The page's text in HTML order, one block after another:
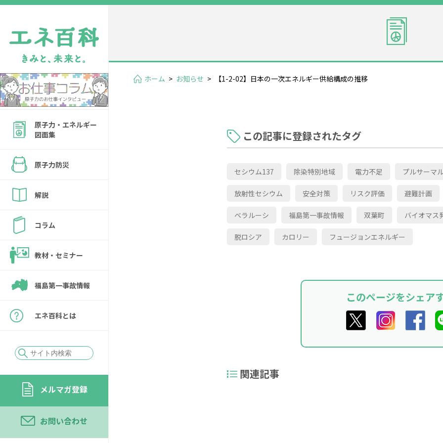
原子力・エネルギー
図面集
原子力防災
解説
コラム
教材・セミナー
福島第一事故情報
エネ百科とは
メルマガ登録
お問い合わせ
ホーム > お知らせ > 【1-2-02】日本の一次エネルギー供給構成の推移
この記事に登録されたタグ
セシウム137 除染特別地域 電力不足 プルサーマ
放射性セシウム 安全対策 リスク評価 避難計画
ベラルーシ 福島第一事故情報 双葉町 バイオマス
脱ロシア カロリー フュージョンエネルギー
このページをシェア
関連記事